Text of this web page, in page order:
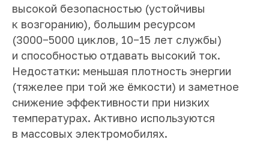
высокой безопасностью (устойчивы
к возгоранию), большим ресурсом
(3000−5000 циклов, 10−15 лет службы)
и способностью отдавать высокий ток.
Недостатки: меньшая плотность энергии
(тяжелее при той же ёмкости) и заметное
снижение эффективности при низких
температурах. Активно используются
в массовых электромобилях.